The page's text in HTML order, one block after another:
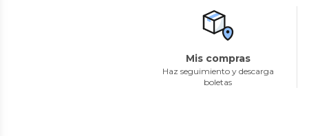
Mis compras
Haz seguimiento y descarga
boletas